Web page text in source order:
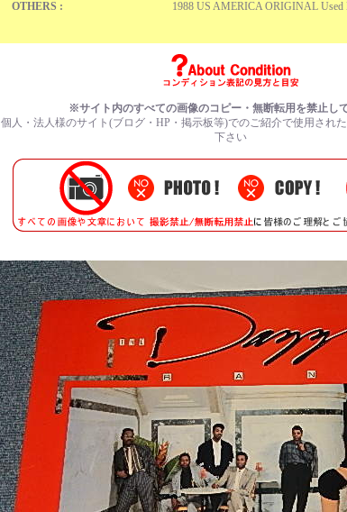
OTHERS :
1988 US AMERICA ORIGINAL Used
※サイト内のすべての画像のコピー・無断転用を禁止して
個人・法人様のサイト(ブログ・HP・掲示板等)でのご紹介で使用され
下さい